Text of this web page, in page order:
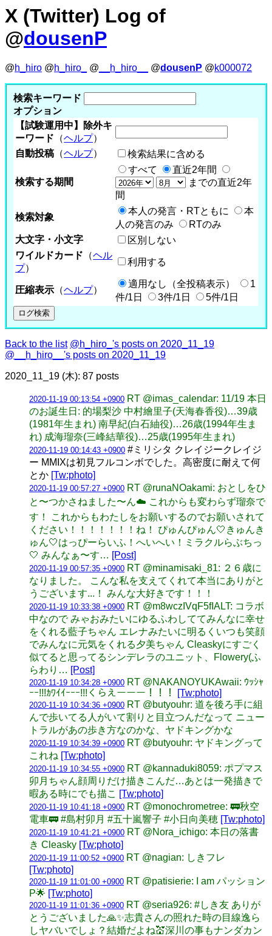
X (Twitter) Log of
@dousenP
@h_hiro @h_hiro_ @ __h_hiro__ @dousenP @k000072
検索キーワード
オプション
【試験運用中】除外キ
ーワード （ヘルプ）
自動投稿 （ヘルプ） 検索結果に含める
検索する期間
すべて
直近2年間
までの直近2年
間
検索対象
本人の発言・RTともに
本
人の発言のみ
RTのみ
大文字・小文字
区別しない
ワイルドカード （ヘル
プ）
利用する
圧縮表示 （ヘルプ）
適用なし（全投稿表示）
1
件/1日
3件/1日 5件/1日
Back to the list @h_hiro_'s posts on 2020_11_19
@__h_hiro__'s posts on 2020_11_19
2020_11_19 (木): 87 posts
2020-11-19 00:13:54 +0900 RT @imas_calendar: 11/19 本日
のお誕生日: 的場梨沙 中村繪里子(天海春香役)…39歳
(1981年生まれ) 南早紀(白石紬役)…26歳(1994年生ま
れ) 成海瑠奈(三峰結華役)…25歳(1995年生まれ)
2020-11-19 00:14:43 +0900 #ミリシタ クレイジークレイジ
ー MMIXは初見フルコンボでした。高密度に耐えて何
とか [Tw:photo]
2020-11-19 00:57:27 +0900 RT @runaNOakami: おとしをひ
と〜つかさねました〜ん☁️ これからも変わらず瑠奈で
す！ これからもわたしをお願いするのでお願いされて
ください！！！！！！！ね！ ぴゅんぴゅん🤍きゅんき
ゅん🤍はっぴーらいふ！へいへい！ミラクルらぶちっ
🤍 みんなぁ〜す… [Post]
2020-11-19 00:57:35 +0900 RT @minamisaki_81: ２６歳に
なりました。 こんな私を支えてくれて本当にありがと
うございます...！ みんな大好きです！！！
2020-11-19 10:33:38 +0900 RT @m8wczIVqF5fIALT: コラボ
中なので みゃおみたいにゆるふわしててみんなに幸せ
をくれる藍子ちゃん エレナみたいに明るくいつも笑顔
でみんなに元気をくれる夕美ちゃん Cleaskyにすごく
似てると思ってるシンデレラのユニット、Flowery(ふ
らわり… [Post]
2020-11-19 10:34:28 +0900 RT @NAKANOYUKAwaii: ｳｯｼｬ
ｰｰ!!!ｶﾜｲｲｰｰｰ!!!くらえーーー！！！
[Tw:photo]
2020-11-19 10:34:36 +0900 RT @butyouhr: 道を後ろ手に組
んで歩いてる人がいて割りと目立つんだなって ニュー
トラルがあの歩き方なのかな、ヤドキングかな
2020-11-19 10:34:39 +0900 RT @butyouhr: ヤドキングって
これね [Tw:photo]
2020-11-19 10:34:55 +0900 RT @kannaduki8059: ポプマス
卯月ちゃん顔周りだけ描きこんだ…あとは一発描きで
暇ある時にでも描こ [Tw:photo]
2020-11-19 10:41:18 +0900 RT @monochrometree: 🚃秋空
電車🚃 #島村卯月 #五十嵐響子 #小日向美穂 [Tw:photo]
2020-11-19 10:41:21 +0900 RT @Nora_ichigo: 本日の落書
き Cleasky [Tw:photo]
2020-11-19 11:00:52 +0900 RT @nagian: しきフレ
[Tw:photo]
2020-11-19 11:01:00 +0900 RT @patisierie: I am パッション
P🌟 [Tw:photo]
2020-11-19 11:01:36 +0900 RT @seria926: #しき友 ありが
とうございました🙏✨志貴さんの照れた時の目線逸ら
しヤバいでしょ？結婚だよね💒深川の事もナンダカン